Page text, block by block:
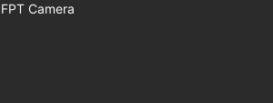
FPT Camera